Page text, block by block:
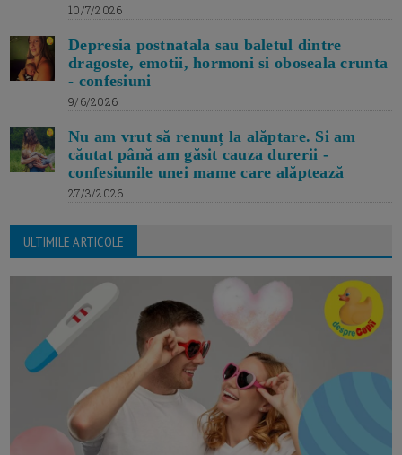
10/7/2026
Depresia postnatala sau baletul dintre
dragoste, emotii, hormoni si oboseala crunta
- confesiuni
9/6/2026
Nu am vrut să renunț la alăptare. Si am
căutat până am găsit cauza durerii -
confesiunile unei mame care alăptează
27/3/2026
ULTIMILE ARTICOLE